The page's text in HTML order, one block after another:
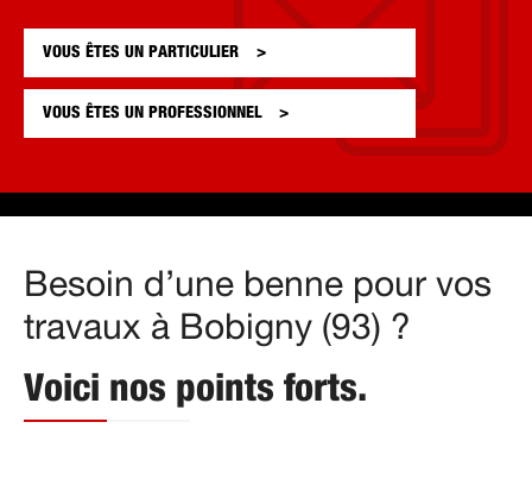
VOUS ÊTES UN PARTICULIER
VOUS ÊTES UN PROFESSIONNEL
Besoin d’une benne pour vos
travaux à Bobigny (93) ?
Voici nos points forts.